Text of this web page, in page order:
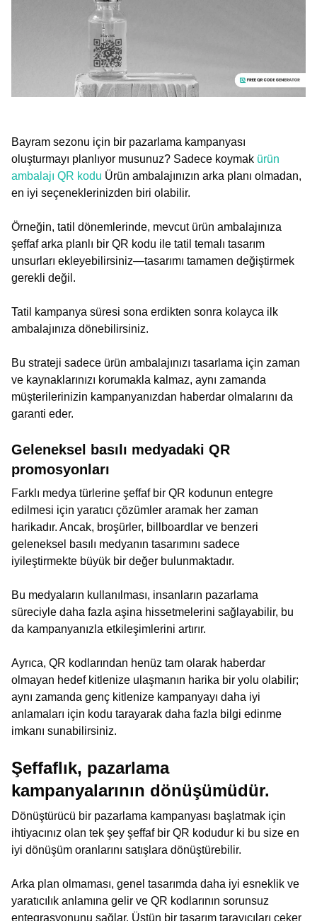
Bayram sezonu için bir pazarlama kampanyası
oluşturmayı planlıyor musunuz? Sadece koymak ürün
ambalajı QR kodu Ürün ambalajınızın arka planı olmadan,
en iyi seçeneklerinizden biri olabilir.
Örneğin, tatil dönemlerinde, mevcut ürün ambalajınıza
şeffaf arka planlı bir QR kodu ile tatil temalı tasarım
unsurları ekleyebilirsiniz—tasarımı tamamen değiştirmek
gerekli değil.
Tatil kampanya süresi sona erdikten sonra kolayca ilk
ambalajınıza dönebilirsiniz.
Bu strateji sadece ürün ambalajınızı tasarlama için zaman
ve kaynaklarınızı korumakla kalmaz, aynı zamanda
müşterilerinizin kampanyanızdan haberdar olmalarını da
garanti eder.
Geleneksel basılı medyadaki QR
promosyonları
Farklı medya türlerine şeffaf bir QR kodunun entegre
edilmesi için yaratıcı çözümler aramak her zaman
harikadır. Ancak, broşürler, billboardlar ve benzeri
geleneksel basılı medyanın tasarımını sadece
iyileştirmekte büyük bir değer bulunmaktadır.
Bu medyaların kullanılması, insanların pazarlama
süreciyle daha fazla aşina hissetmelerini sağlayabilir, bu
da kampanyanızla etkileşimlerini artırır.
Ayrıca, QR kodlarından henüz tam olarak haberdar
olmayan hedef kitlenize ulaşmanın harika bir yolu olabilir;
aynı zamanda genç kitlenize kampanyayı daha iyi
anlamaları için kodu tarayarak daha fazla bilgi edinme
imkanı sunabilirsiniz.
Şeffaflık, pazarlama
kampanyalarının dönüşümüdür.
Dönüştürücü bir pazarlama kampanyası başlatmak için
ihtiyacınız olan tek şey şeffaf bir QR kodudur ki bu size en
iyi dönüşüm oranlarını satışlara dönüştürebilir.
Arka plan olmaması, genel tasarımda daha iyi esneklik ve
yaratıcılık anlamına gelir ve QR kodlarının sorunsuz
entegrasyonunu sağlar. Üstün bir tasarım tarayıcıları çeker